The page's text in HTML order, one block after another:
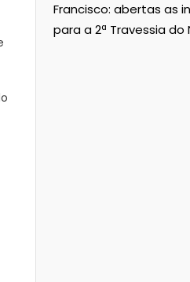
Francisco: abertas as
para a 2ª Travessia do